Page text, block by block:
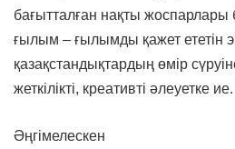
бағытталған нақты жоспарлары
ғылым – ғылымды қажет ететін
қазақстандықтардың өмір
жеткілікті, креативті әлеуетке ие.
Әңгімелескен